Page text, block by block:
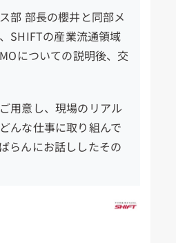
部 部長の櫻井と同部メ
SHIFTの産業流通領域
についての説明後、交
用意し、現場のリアル
んな仕事に取り組んで
らんにお話ししたその